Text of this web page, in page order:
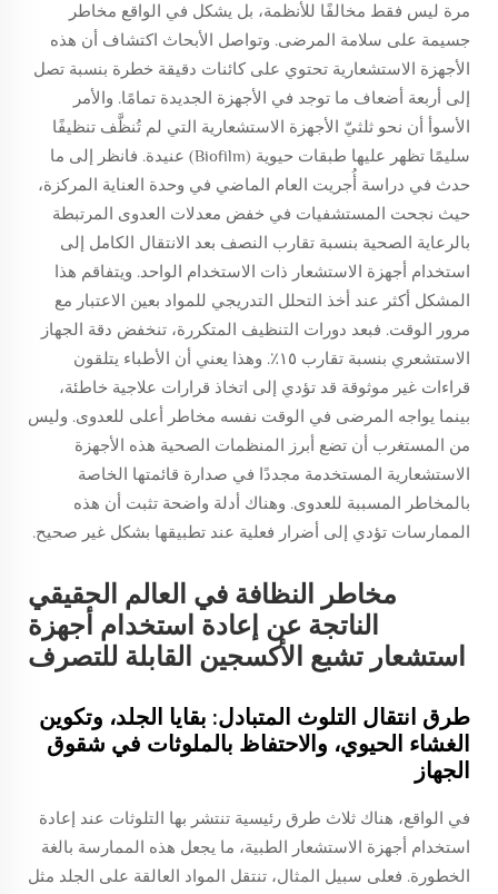
مرة ليس فقط مخالفًا للأنظمة، بل يشكل في الواقع مخاطر
جسيمة على سلامة المرضى. وتواصل الأبحاث اكتشاف أن هذه
الأجهزة الاستشعارية تحتوي على كائنات دقيقة خطرة بنسبة تصل
إلى أربعة أضعاف ما توجد في الأجهزة الجديدة تمامًا. والأمر
الأسوأ أن نحو ثلثيّ الأجهزة الاستشعارية التي لم تُنظَّف تنظيفًا
سليمًا تظهر عليها طبقات حيوية (Biofilm) عنيدة. فانظر إلى ما
حدث في دراسة أُجريت العام الماضي في وحدة العناية المركزة،
حيث نجحت المستشفيات في خفض معدلات العدوى المرتبطة
بالرعاية الصحية بنسبة تقارب النصف بعد الانتقال الكامل إلى
استخدام أجهزة الاستشعار ذات الاستخدام الواحد. ويتفاقم هذا
المشكل أكثر عند أخذ التحلل التدريجي للمواد بعين الاعتبار مع
مرور الوقت. فبعد دورات التنظيف المتكررة، تنخفض دقة الجهاز
الاستشعري بنسبة تقارب ١٥٪. وهذا يعني أن الأطباء يتلقون
قراءات غير موثوقة قد تؤدي إلى اتخاذ قرارات علاجية خاطئة،
بينما يواجه المرضى في الوقت نفسه مخاطر أعلى للعدوى. وليس
من المستغرب أن تضع أبرز المنظمات الصحية هذه الأجهزة
الاستشعارية المستخدمة مجددًا في صدارة قائمتها الخاصة
بالمخاطر المسببة للعدوى. وهناك أدلة واضحة تثبت أن هذه
الممارسات تؤدي إلى أضرار فعلية عند تطبيقها بشكل غير صحيح.
مخاطر النظافة في العالم الحقيقي
الناتجة عن إعادة استخدام أجهزة
استشعار تشبع الأكسجين القابلة للتصرف
طرق انتقال التلوث المتبادل: بقايا الجلد، وتكوين
الغشاء الحيوي، والاحتفاظ بالملوثات في شقوق
الجهاز
في الواقع، هناك ثلاث طرق رئيسية تنتشر بها التلوثات عند إعادة
استخدام أجهزة الاستشعار الطبية، ما يجعل هذه الممارسة بالغة
الخطورة. فعلى سبيل المثال، تنتقل المواد العالقة على الجلد مثل